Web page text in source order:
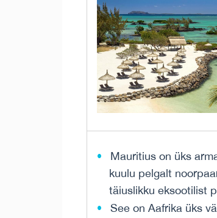
Mauritius on üks
kuulu pelgalt
täiuslikku eksootilist
See on Aafrika üks